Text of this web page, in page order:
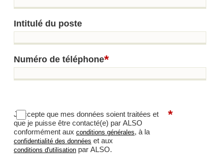
Intitulé du poste
*
Numéro de téléphone
*
J'accepte que mes données soient traitées et
que je puisse être contacté(e) par ALSO
conformément aux conditions générales, à la
confidentialité des données et aux
conditions d'utilisation par ALSO.